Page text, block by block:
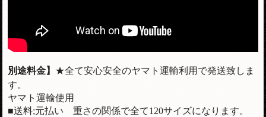
別途料金】 ★全て安心安全のヤマト運輸利用で発送致しま
す。
ヤマト運輸使用
■送料;元払い 重さの関係で全て120サイズになります。